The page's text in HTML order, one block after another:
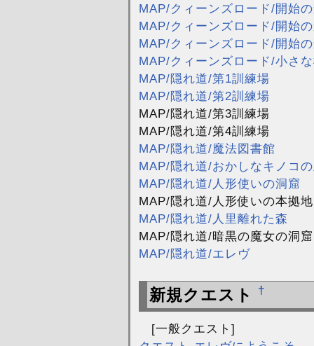
MAP/クィーンズロード/開始
MAP/クィーンズロード/開始
MAP/クィーンズロード/開始
MAP/クィーンズロード/小さ
MAP/隠れ道/第1訓練場
MAP/隠れ道/第2訓練場
MAP/隠れ道/第3訓練場
MAP/隠れ道/第4訓練場
MAP/隠れ道/魔法図書館
MAP/隠れ道/おかしなキノコ
MAP/隠れ道/人形使いの洞窟
MAP/隠れ道/人形使いの本拠地
MAP/隠れ道/人里離れた森
MAP/隠れ道/暗黒の魔女の洞窟
MAP/隠れ道/エレヴ
新規クエスト †
[一般クエスト]